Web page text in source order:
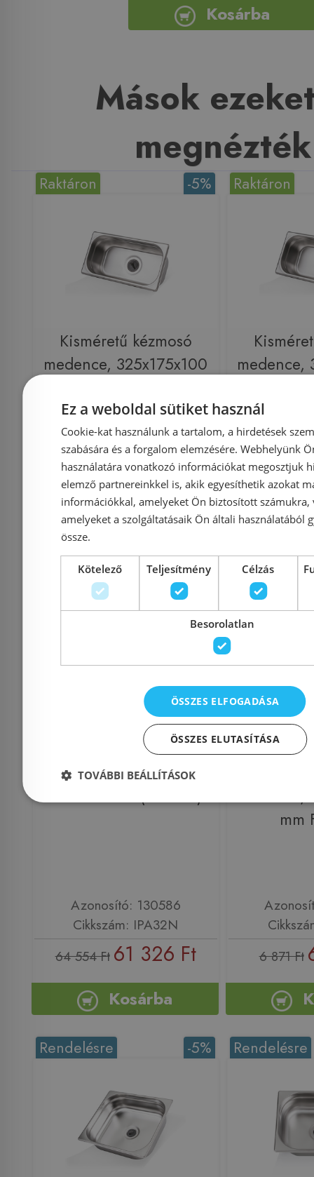
Kosárba
Mások
megnézték
-5%
Raktáron
Kisméretű kézmosó
medence, 325x175x100
Azonosító: 182095
Cikkszám: F13100
6 515 Ft6 189 Ft
Kosárba
Raktáron
medence,
8 293 Ft
-5%
Rendelésre
IPA 32N rozsdamentes
fali kézmosó (IPA32N)
Azonosító: 130586
Cikkszám: IPA32N
64 554 Ft 61 326 Ft
Kosárba
Rendelésre
medence,
mm
6 871 Ft
-5%
Rendelésre Rendelésre
Ez a weboldal sütiket használ
Cookie-kat használunk a tartalom, a hirdetések
szabására és a forgalom elemzésére. Webhelyünk
használatára vonatkozó információkat megosztjuk
elemző partnereinkkel is, akik egyesíthetik azokat
információkkal, amelyeket Ön biztosított számukra,
amelyeket a szolgáltatásaik Ön általi használatából
össze.
Kötelező Teljesítmény Célzás
Besorolatlan
ÖSSZES ELFOGADÁSA
ÖSSZES ELUTASÍTÁSA
TOVÁBBI BEÁLLÍTÁSOK